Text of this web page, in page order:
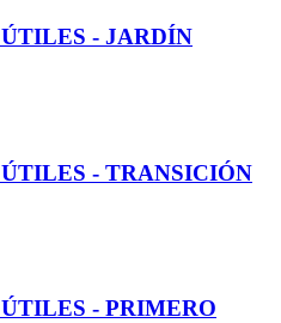
- JARDÍN
- TRANSICIÓN
- PRIMERO